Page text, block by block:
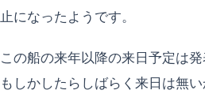
止になったようです。
この船の来年以降の来日予定は発
もしかしたらしばらく来日は無い